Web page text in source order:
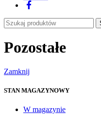
Pozostałe
Zamknij
STAN MAGAZYNOWY
W magazynie